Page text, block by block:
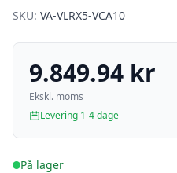
SKU: VA-VLRX5-VCA10
9.849.94 kr
Ekskl. moms
Levering 1-4 dage
På lager